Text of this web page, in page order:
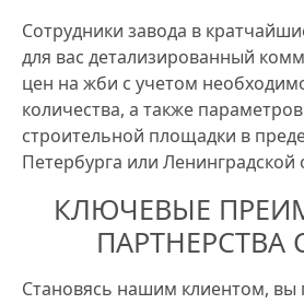
Сотрудники завода в
для вас детализированный
цен на жби с учетом
количества, а также
строительной площадки в
Петербурга или Ленинградской
КЛЮЧЕВЫЕ
ПАРТНЕРСТВА
Становясь нашим клиентом, вы